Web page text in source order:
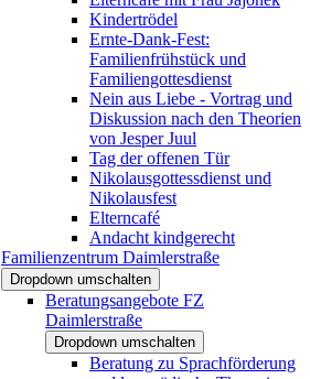
Kindertrödel
Ernte-Dank-Fest:
Familienfrühstück und
Familiengottesdienst
Nein aus Liebe - Vortrag und
Diskussion nach den Theorien
von Jesper Juul
Tag der offenen Tür
Nikolausgottessdienst und
Nikolausfest
Elterncafé
Andacht kindgerecht
Familienzentrum Daimlerstraße
Dropdown umschalten
Beratungsangebote FZ
Daimlerstraße
Dropdown umschalten
Beratung zu Sprachförderung